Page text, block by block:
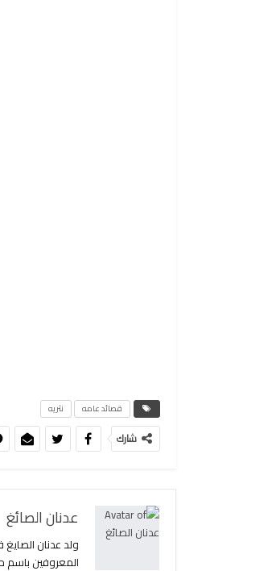
قصائد عامه نثريه
شارك
عدنان الصائغ
المعروفين باسم